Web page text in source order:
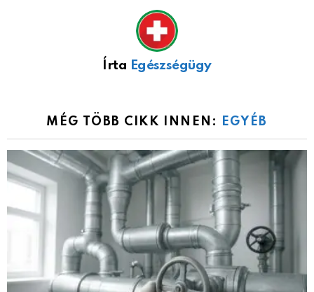
Írta Egészségügy
MÉG TÖBB CIKK INNEN: EGYÉB